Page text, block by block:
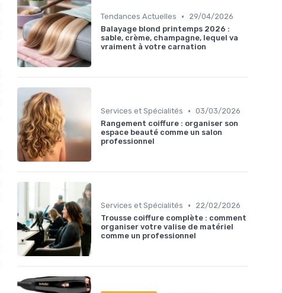
Tendances Actuelles •
29/04/2026
Balayage blond printemps 2026 :
sable, crème, champagne, lequel va
vraiment à votre carnation
Services et Spécialités • 03/03/2026
Rangement coiffure : organiser son
espace beauté comme un salon
professionnel
Services et Spécialités •
22/02/2026
Trousse coiffure complète : comment
organiser votre valise de matériel
comme un professionnel